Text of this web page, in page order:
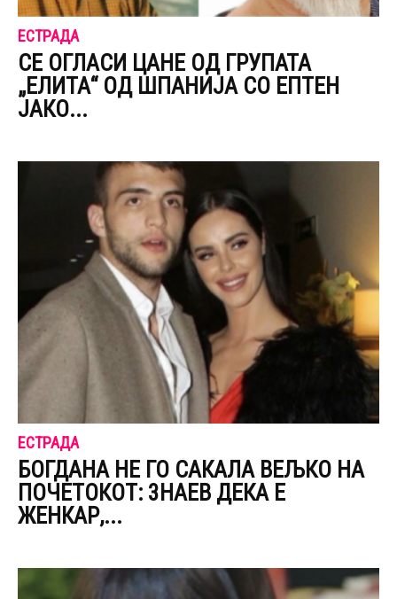
ЕСТРАДА
CЕ ОГЛАСИ ЦАНЕ ОД ГРУПАТА
„ЕЛИТА“ ОД ШПАНИЈА CО ЕПТЕН
ЈАКО...
ЕСТРАДА
БОГДАНА НЕ ГО САКАЛА ВЕЉКО НА
ПОЧЕТОКОТ: 3НАЕВ ДЕКА Е
ЖЕНКАР,...